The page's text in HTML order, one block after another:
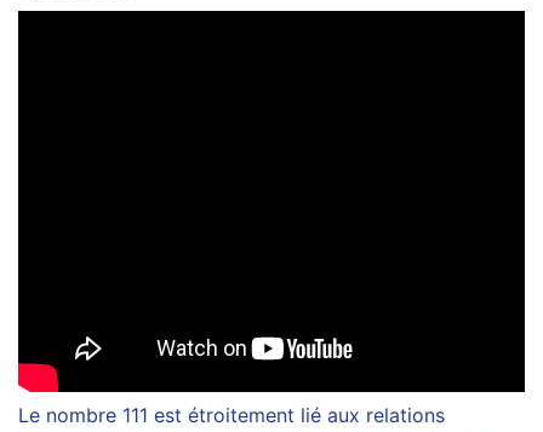
Le nombre 111 est étroitement lié aux relations